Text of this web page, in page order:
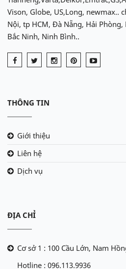
Vison, Globe, US,Long, newmax..
Nội, tp HCM, Đà Nẵng, Hải
Bắc Ninh, Ninh Bình..
THÔNG TIN
Giới thiệu
Liên hệ
Dịch vụ
ĐỊA CHỈ
Cơ sở 1 : 100 Cầu Lớn, Nam
Hotline : 096.113.9936